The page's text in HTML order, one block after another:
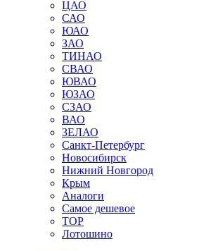
ЦАО
САО
ЮАО
ЗАО
ТИНАО
СВАО
ЮВАО
ЮЗАО
СЗАО
ВАО
ЗЕЛАО
Санкт-Петербург
Новосибирск
Нижний Новгород
Крым
Аналоги
Самое дешевое
TOP
Лотошино